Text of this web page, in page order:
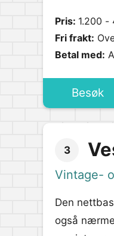
Pris: 1.200 -
Fri frakt:
Betal med:
Besøk
3
Vintage-
Den
også